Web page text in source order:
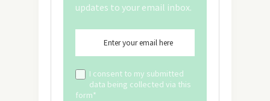
updates to your email inbox.
I consent to my submitted
data being collected via this
form*